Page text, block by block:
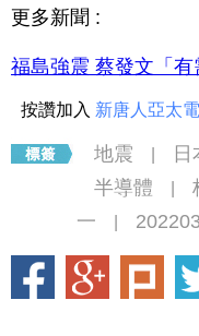
更多新聞 :
福島強震 蔡發文「
按讚加入 新唐人亞太
地震 日
半導體
一